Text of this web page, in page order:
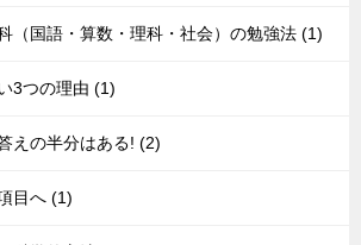
（国語・算数・理科・社会）の勉強法 (1)
3つの理由 (1)
えの半分はある! (2)
目へ (1)